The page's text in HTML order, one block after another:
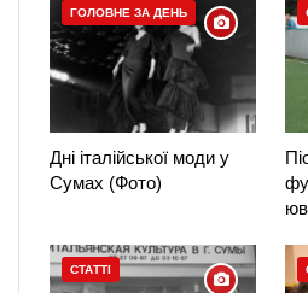
ГОЛОВНЕ ЗА ДЕНЬ
Дні італійської моди у
Сумах (Фото)
СТАТТІ